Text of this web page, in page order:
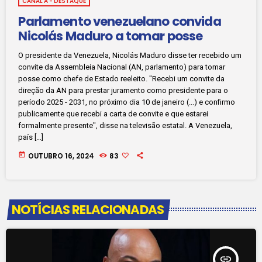
Parlamento venezuelano convida
Nicolás Maduro a tomar posse
O presidente da Venezuela, Nicolás Maduro disse ter recebido um
convite da Assembleia Nacional (AN, parlamento) para tomar
posse como chefe de Estado reeleito. "Recebi um convite da
direção da AN para prestar juramento como presidente para o
período 2025 - 2031, no próximo dia 10 de janeiro (...) e confirmo
publicamente que recebi a carta de convite e que estarei
formalmente presente", disse na televisão estatal. A Venezuela,
país […]
today OUTUBRO 16, 2024 83
NOTÍCIAS RELACIONADAS
insert_link